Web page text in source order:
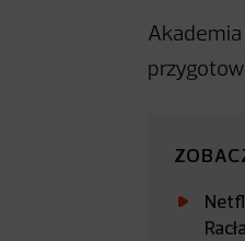
Akademia